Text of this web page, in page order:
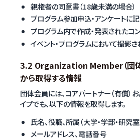
親権者の同意書（18歳未満の場合）
プログラム参加申込・アンケートに
プログラム内で作成・発表されたコ
イベント・プログラムにおいて撮影
3.2 Organization Member（団体
から取得する情報
団体会員には、コアパートナー（有償）
イプでも、以下の情報を取得します。
氏名、役職、所属（大学・学部・研究
メールアドレス、電話番号